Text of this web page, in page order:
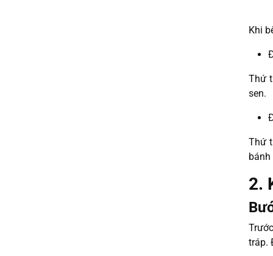
Khi
Thứ
sen.
Thứ
bánh
2.
tráp.